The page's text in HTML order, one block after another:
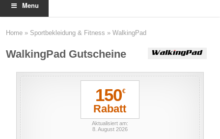
Menu
Home » Sportbekleidung & Fitness »WalkingPad
WalkingPad Gutscheine
150€
Rabatt
Aktualisiert am:
8. August 2026